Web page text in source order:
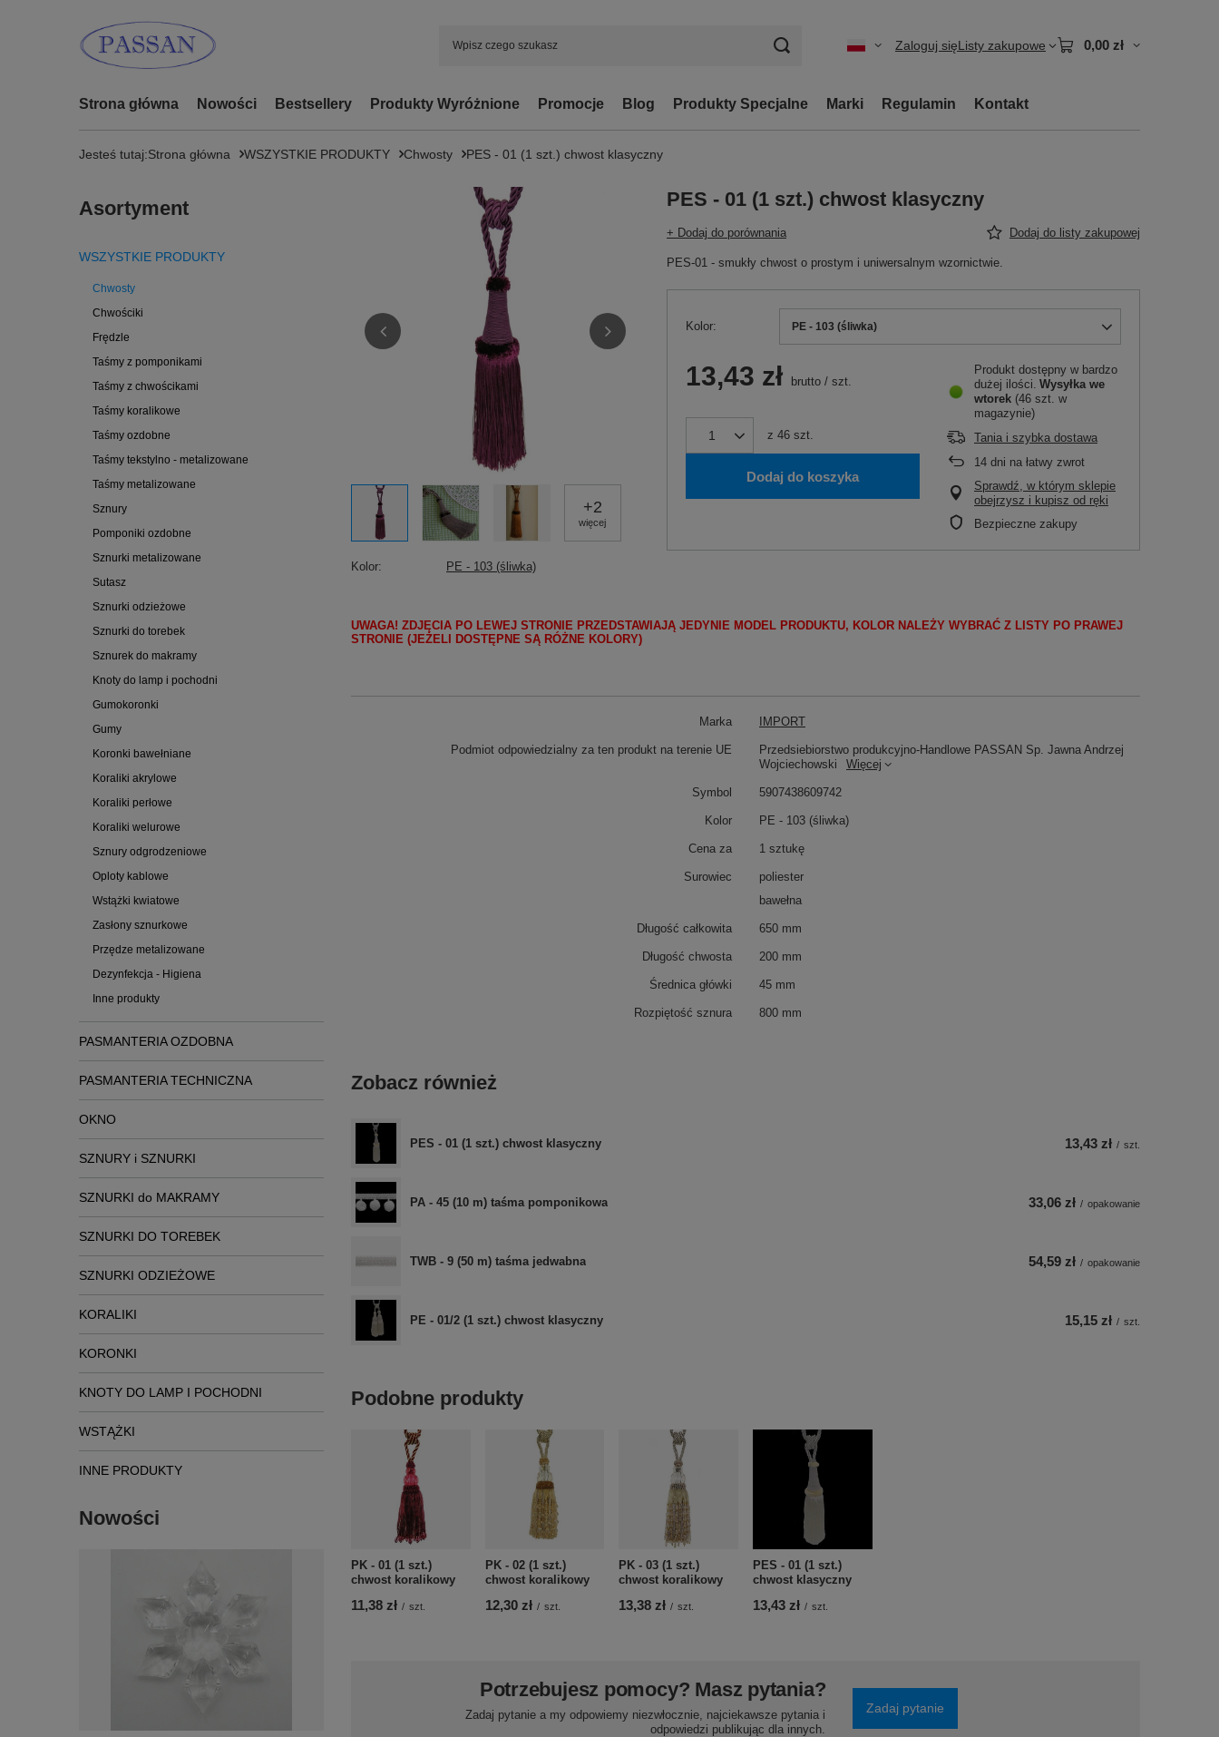
Zaloguj sięListy zakupowe 0,00 zł
Strona główna Nowości Bestsellery Produkty Wyróżnione Promocje Blog Produkty Specjalne Marki Regulamin Kontakt
Jesteś tutaj:Strona główna WSZYSTKIE PRODUKTY Chwosty PES - 01 (1 szt.) chwost klasyczny
Asortyment
WSZYSTKIE PRODUKTY
Chwosty
Chwościki
Frędzle
Taśmy z pomponikami
Taśmy z chwościkami
Taśmy koralikowe
Taśmy ozdobne
Taśmy tekstylno - metalizowane
Taśmy metalizowane
Sznury
Pomponiki ozdobne
Sznurki metalizowane
Sutasz
Sznurki odzieżowe
Sznurki do torebek
Sznurek do makramy
Knoty do lamp i pochodni
Gumokoronki
Gumy
Koronki bawełniane
Koraliki akrylowe
Koraliki perłowe
Koraliki welurowe
Sznury odgrodzeniowe
Oploty kablowe
Wstążki kwiatowe
Zasłony sznurkowe
Przędze metalizowane
Dezynfekcja - Higiena
Inne produkty
PASMANTERIA OZDOBNA
PASMANTERIA TECHNICZNA
OKNO
SZNURY i SZNURKI
SZNURKI do MAKRAMY
SZNURKI DO TOREBEK
SZNURKI ODZIEŻOWE
KORALIKI
KORONKI
KNOTY DO LAMP I POCHODNI
WSTĄŻKI
INNE PRODUKTY
Nowości
+2
więcej
PES - 01 (1 szt.) chwost klasyczny
+ Dodaj do porównania Dodaj do listy zakupowej
PES-01 - smukły chwost o prostym i uniwersalnym wzornictwie.
Kolor PE - 103 (śliwka)
13,43 zł brutto / szt.
z 46 szt.
Dodaj do koszyka
Produkt dostępny w bardzo
dużej ilości Wysyłka we
wtorek (46 szt. w
magazynie)
Tania i szybka dostawa
14 dni na łatwy zwrot
Sprawdź, w którym sklepie
obejrzysz i kupisz od ręki
Bezpieczne zakupy
Kolor PE - 103 (śliwka)
UWAGA! ZDJĘCIA PO LEWEJ STRONIE PRZEDSTAWIAJĄ JEDYNIE MODEL PRODUKTU, KOLOR NALEŻY WYBRAĆ Z LISTY PO PRAWEJ
STRONIE (JEŻELI DOSTĘPNE SĄ RÓŻNE KOLORY)
Marka IMPORT
Podmiot odpowiedzialny za ten produkt na terenie UE
Przedsiebiorstwo produkcyjno-Handlowe PASSAN Sp. Jawna Andrzej
Wojciechowski
Więcej
Symbol 5907438609742
Kolor PE - 103 (śliwka)
Cena za 1 sztukę
Surowiec
poliester
bawełna
Długość całkowita 650 mm
Długość chwosta 200 mm
Średnica główki 45 mm
Rozpiętość sznura 800 mm
Zobacz również
PES - 01 (1 szt.) chwost klasyczny 13,43 zł / szt.
PA - 45 (10 m) taśma pomponikowa 33,06 zł / opakowanie
TWB - 9 (50 m) taśma jedwabna 54,59 zł / opakowanie
PE - 01/2 (1 szt.) chwost klasyczny 15,15 zł / szt.
Podobne produkty
PK - 01 (1 szt.)
chwost koralikowy
11,38 zł / szt.
PK - 02 (1 szt.)
chwost koralikowy
12,30 zł / szt.
PK - 03 (1 szt.)
chwost koralikowy
13,38 zł / szt.
PES - 01 (1 szt.)
chwost klasyczny
13,43 zł / szt.
Potrzebujesz pomocy? Masz pytania?
Zadaj pytanie a my odpowiemy niezwłocznie, najciekawsze pytania i
odpowiedzi publikując dla innych.
Zadaj pytanie